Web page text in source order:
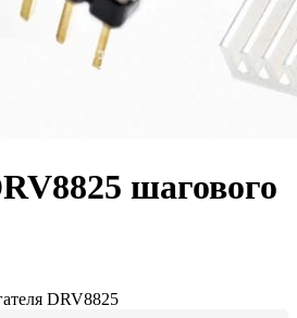
шагового
DRV8825